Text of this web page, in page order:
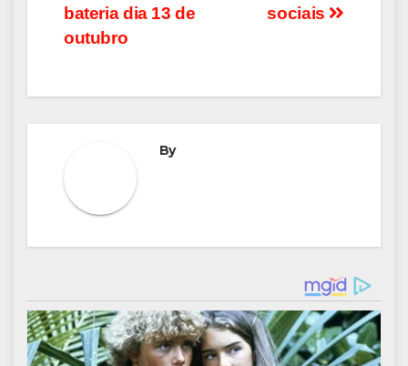
sociais
bateria dia 13 de
outubro
By